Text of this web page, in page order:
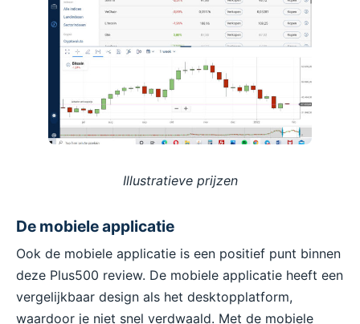
Illustratieve prijzen
De mobiele applicatie
Ook de mobiele applicatie is een positief punt binnen
deze Plus500 review. De mobiele applicatie heeft een
vergelijkbaar design als het desktopplatform,
waardoor je niet snel verdwaald. Met de mobiele